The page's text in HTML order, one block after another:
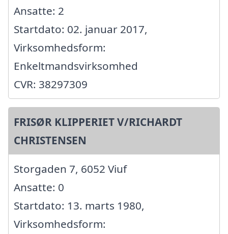
Ansatte: 2
Startdato: 02. januar 2017,
Virksomhedsform:
Enkeltmandsvirksomhed
CVR: 38297309
FRISØR KLIPPERIET V/RICHARDT
CHRISTENSEN
Storgaden 7, 6052 Viuf
Ansatte: 0
Startdato: 13. marts 1980,
Virksomhedsform: